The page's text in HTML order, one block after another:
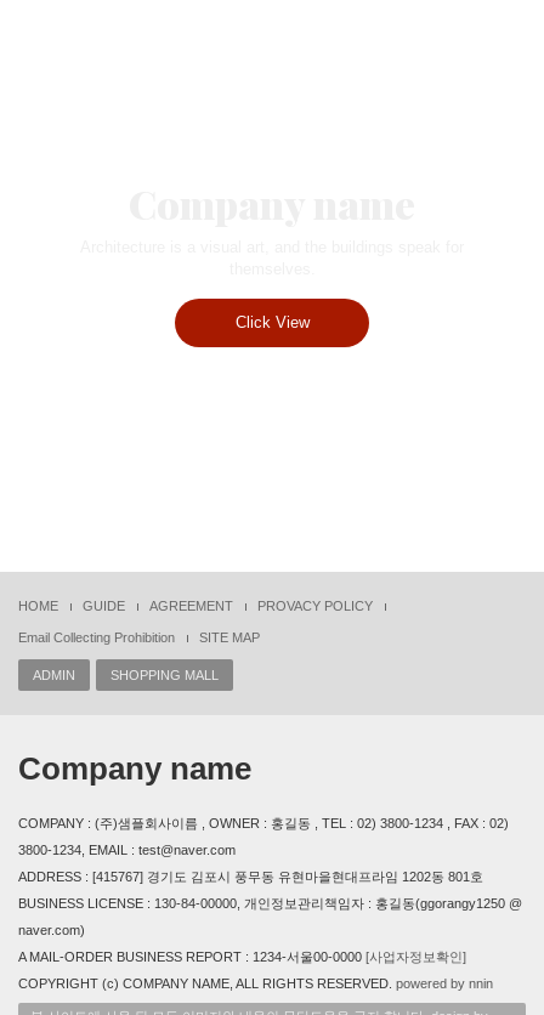
Click View
HOME GUIDE AGREEMENT PROVACY POLICY
Email Collecting Prohibition SITE MAP
ADMIN SHOPPING MALL
Company name
COMPANY : (주)샘플회사이름 , OWNER : 홍길동 , TEL : 02) 3800-1234 , FAX : 02)
3800-1234, EMAIL : test@naver.com
ADDRESS : [415767] 경기도 김포시 풍무동 유현마을현대프라임 1202동 801호
BUSINESS LICENSE : 130-84-00000, 개인정보관리책임자 : 홍길동(ggorangy1250 @
naver.com)
A MAIL-ORDER BUSINESS REPORT : 1234-서울00-0000 [사업자정보확인]
COPYRIGHT (c) COMPANY NAME, ALL RIGHTS RESERVED. powered by nnin